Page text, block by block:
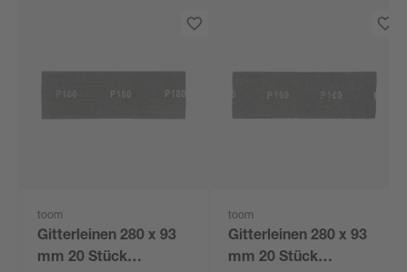
toom
Gitterleinen 280 x 93
mm 20 Stück
toom
Gitterleinen 280 x 93
mm 20 Stück